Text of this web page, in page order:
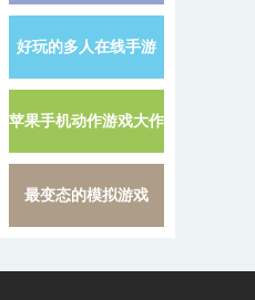
详情 »
好玩的多人在线手游
详情 »
苹果手机动作游戏大作
最变态的模拟游戏